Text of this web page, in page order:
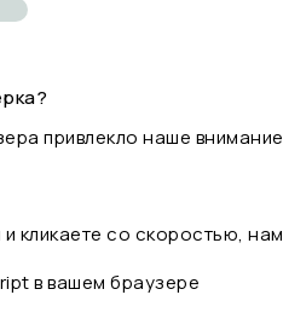
привлекло наше
кликаете со скоростью,
в вашем браузере